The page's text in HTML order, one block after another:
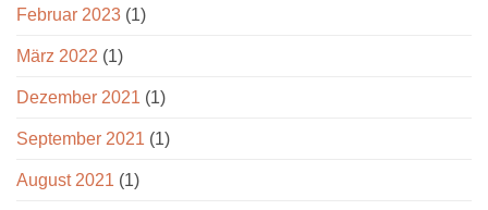
Februar 2023 (1)
März 2022 (1)
Dezember 2021 (1)
September 2021 (1)
August 2021 (1)